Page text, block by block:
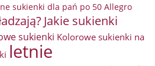
sukienki dla pań po 50 Allegro
Jakie sukienki
sukienki Kolorowe sukienki na
letnie